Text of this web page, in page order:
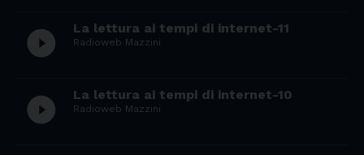
play_circle_filled La lettura ai tempi di internet-11
Radioweb Mazzini
play_circle_filled La lettura ai tempi di internet-10
Radioweb Mazzini